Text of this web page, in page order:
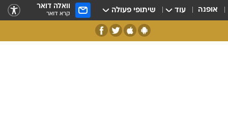
אופנה עוד שיתופי פעולה וואלה דואר
קרא דואר